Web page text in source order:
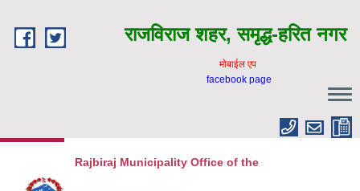
राजविराज शहर, समृद्ध-हरित नगर
माेबाईल एप
facebook page
Rajbiraj Municipality Office of the